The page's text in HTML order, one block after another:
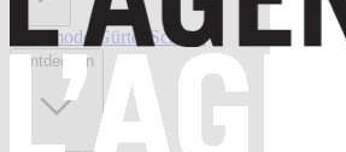
Bademode Gürtel Schuhe
Entdecken